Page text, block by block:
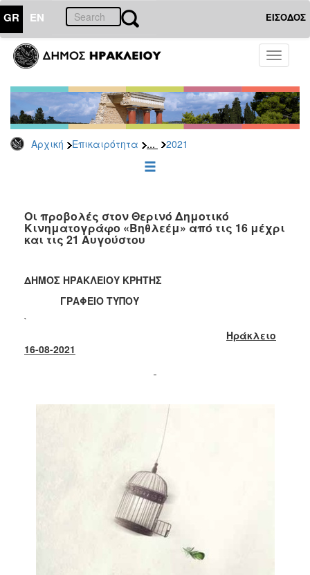
GR EN ΕΙΣΟΔΟΣ
Toggle
Αρχική Επικαιρότητα ... 2021
ΕΠΙΚΑΙΡΟΤΗΤΑ
Τύπου
Αρχείο
2026
2025
2022
2021
2019
2018
2012
Οι προβολές στον Θερινό Δημοτικό
Κινηματογράφο «Βηθλεέμ» από τις 16 μέχρι
και τις 21 Αυγούστου
ΔΗΜΟΣ ΗΡΑΚΛΕΙΟΥ ΚΡΗΤΗΣ
ΓΡΑΦΕΙΟ ΤΥΠΟΥ
`
Ηράκλειο
16-08-2021